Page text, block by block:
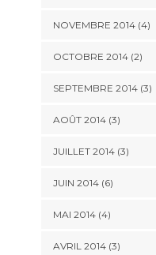
NOVEMBRE 2014(4)
OCTOBRE 2014(2)
SEPTEMBRE 2014(3)
AOÛT 2014(3)
JUILLET 2014(3)
JUIN 2014(6)
MAI 2014(4)
AVRIL 2014(3)